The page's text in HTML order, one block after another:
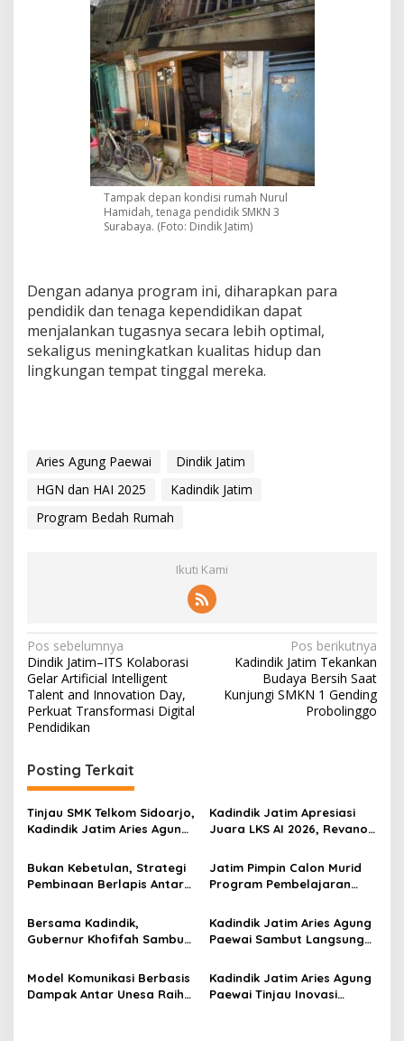
Tampak depan kondisi rumah Nurul
Hamidah, tenaga pendidik SMKN 3
Surabaya. (Foto: Dindik Jatim)
Dengan adanya program ini, diharapkan para
pendidik dan tenaga kependidikan dapat
menjalankan tugasnya secara lebih optimal,
sekaligus meningkatkan kualitas hidup dan
lingkungan tempat tinggal mereka.
Aries Agung Paewai
Dindik Jatim
HGN dan HAI 2025
Kadindik Jatim
Program Bedah Rumah
Ikuti Kami
N
a
v
i
a
s
i
o
Pos sebelumnya
Dindik Jatim–ITS Kolaborasi
Gelar Artificial Intelligent
Talent and Innovation Day,
Perkuat Transformasi Digital
Pendidikan
Pos berikutnya
Kadindik Jatim Tekankan
Budaya Bersih Saat
Kunjungi SMKN 1 Gending
Probolinggo
Posting Terkait
Tinjau SMK Telkom Sidoarjo,
Kadindik Jatim Aries Agung
Representatif Tingkatkan
Kualitas Pembelajaran
Kadindik Jatim Apresiasi
Juara LKS AI 2026, Revano
dari Gubernur Khofifah
Bukan Kebetulan, Strategi
Pembinaan Berlapis Antar
Juara Umum LKS Nasional
Jatim Pimpin Calon Murid
Program Pembelajaran
ATS Lolos Verifikasi dan
Siap Belajar
Bersama Kadindik,
Gubernur Khofifah Sambut
Umum LKS Dikmen Nasional
2026 di Grahadi
Kadindik Jatim Aries Agung
Paewai Sambut Langsung
Dikmen Nasional 2026 di
Pasar Turi
Model Komunikasi Berbasis
Dampak Antar Unesa Raih
Kadindik Jatim Aries Agung
Paewai Tinjau Inovasi